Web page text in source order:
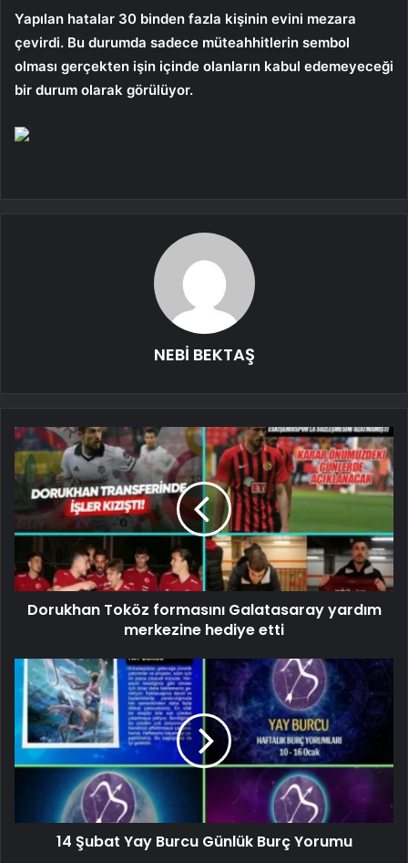
Yapılan hatalar 30 binden fazla kişinin evini mezara
çevirdi. Bu durumda sadece müteahhitlerin sembol
olması gerçekten işin içinde olanların kabul edemeyeceği
bir durum olarak görülüyor.
NEBİ BEKTAŞ
Dorukhan Toköz formasını Galatasaray yardım
merkezine hediye etti
14 Şubat Yay Burcu Günlük Burç Yorumu